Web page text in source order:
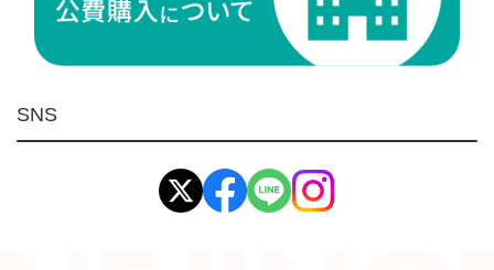
荷役伝導
環境安全用品
イマオ製品(IMAO)
工業資材(栃木屋)
SNS